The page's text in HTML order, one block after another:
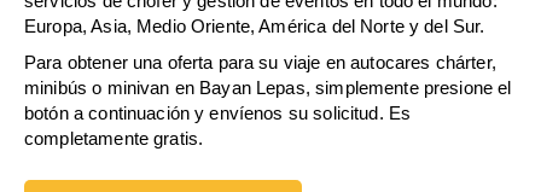
Europa, Asia, Medio Oriente, América del Norte y del Sur.
Para obtener una oferta para su viaje en autocares chárter,
minibús o minivan en Bayan Lepas, simplemente presione el
botón a continuación y envíenos su solicitud. Es
completamente gratis.